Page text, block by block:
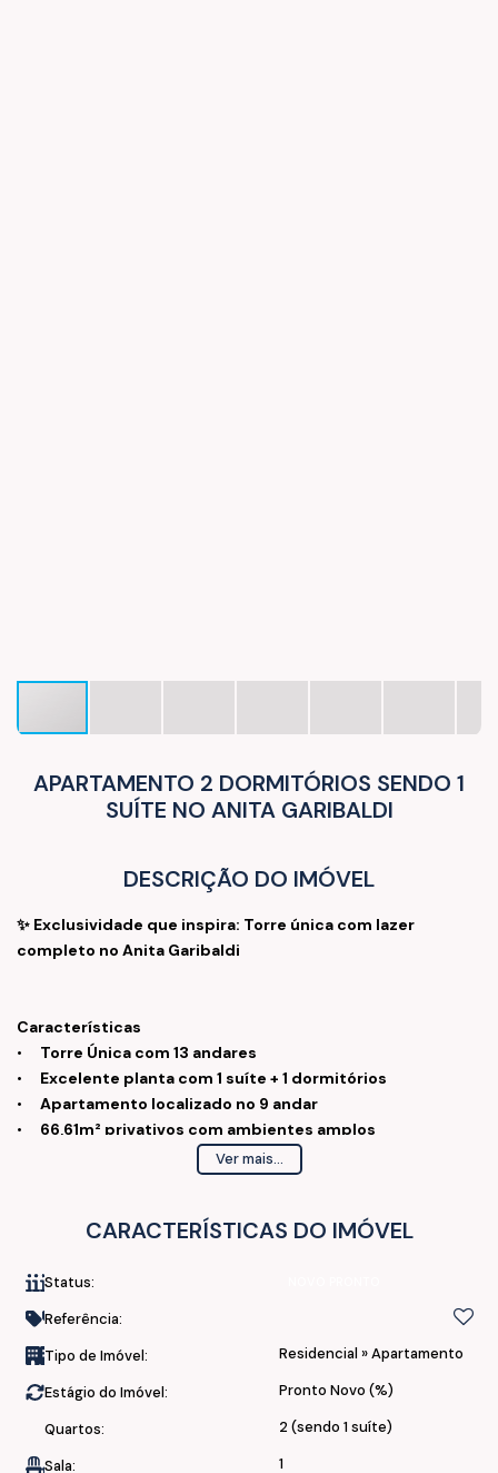
APARTAMENTO 2 DORMITÓRIOS SENDO 1
SUÍTE NO ANITA GARIBALDI
DESCRIÇÃO DO IMÓVEL
✨ Exclusividade que inspira: Torre única com lazer
completo no Anita Garibaldi
Características
• Torre Única com 13 andares
• Excelente planta com 1 suíte + 1 dormitórios
• Apartamento localizado no 9 andar
• 66,61m² privativos com ambientes amplos
Sacada com Churrasqueira a carvão
vaga de garagem coberta
O que fica no Imóvel:
• Ficarão todos os móveis planejados
Acabamento:
• Piso Laminado em todo apartamento
• Esquadrias de alumínio preta
Ver mais...
CARACTERÍSTICAS DO IMÓVEL
Status:
Referência:
Tipo de Imóvel:
Residencial »Apartamento
Estágio do Imóvel: Pronto Novo (%)
Quartos: 2 (sendo 1 suíte)
Sala: 1